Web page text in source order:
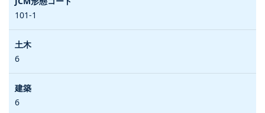
101-1
6
6